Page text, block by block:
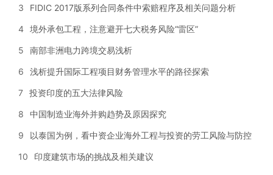
3 FIDIC 2017版系列合同条件中索赔程序及相关问题分析
4 境外承包工程，注意避开七大税务风险“雷区”
5 南部非洲电力跨境交易浅析
6 浅析提升国际工程项目财务管理水平的路径探索
7 投资印度的五大法律风险
8 中国制造业海外并购趋势及原因探究
9 以泰国为例，看中资企业海外工程与投资的劳工风险与防控
10 印度建筑市场的挑战及相关建议